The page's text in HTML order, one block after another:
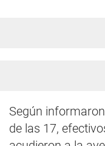
Según
de las 17,